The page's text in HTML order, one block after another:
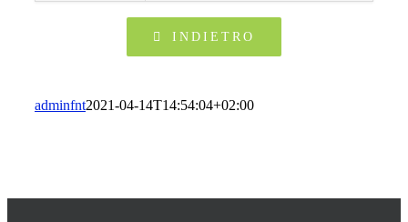
INDIETRO
adminfnt2021-04-14T14:54:04+02:00